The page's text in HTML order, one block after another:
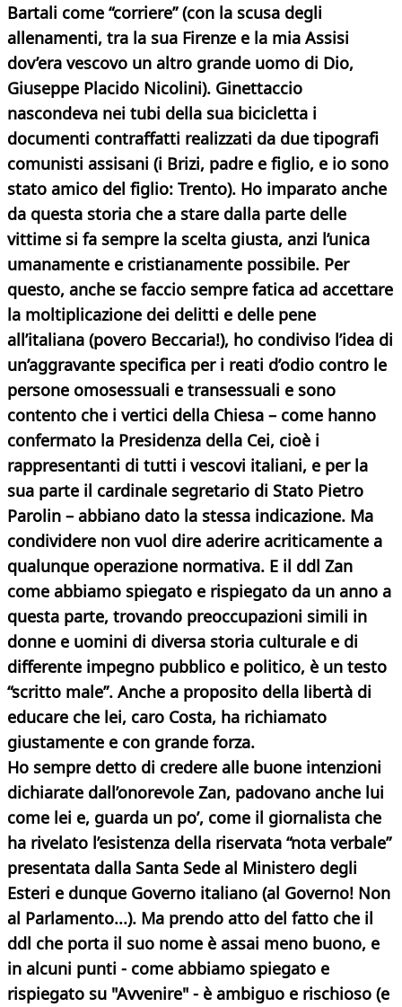
Bartali come “corriere” (con la scusa degli
allenamenti, tra la sua Firenze e la mia Assisi
dov’era vescovo un altro grande uomo di Dio,
Giuseppe Placido Nicolini). Ginettaccio
nascondeva nei tubi della sua bicicletta i
documenti contraffatti realizzati da due tipografi
comunisti assisani (i Brizi, padre e figlio, e io sono
stato amico del figlio: Trento). Ho imparato anche
da questa storia che a stare dalla parte delle
vittime si fa sempre la scelta giusta, anzi l’unica
umanamente e cristianamente possibile. Per
questo, anche se faccio sempre fatica ad accettare
la moltiplicazione dei delitti e delle pene
all’italiana (povero Beccaria!), ho condiviso l’idea di
un’aggravante specifica per i reati d’odio contro le
persone omosessuali e transessuali e sono
contento che i vertici della Chiesa – come hanno
confermato la Presidenza della Cei, cioè i
rappresentanti di tutti i vescovi italiani, e per la
sua parte il cardinale segretario di Stato Pietro
Parolin – abbiano dato la stessa indicazione. Ma
condividere non vuol dire aderire acriticamente a
qualunque operazione normativa. E il ddl Zan
come abbiamo spiegato e rispiegato da un anno a
questa parte, trovando preoccupazioni simili in
donne e uomini di diversa storia culturale e di
differente impegno pubblico e politico, è un testo
“scritto male”. Anche a proposito della libertà di
educare che lei, caro Costa, ha richiamato
giustamente e con grande forza.
Ho sempre detto di credere alle buone intenzioni
dichiarate dall’onorevole Zan, padovano anche lui
come lei e, guarda un po’, come il giornalista che
ha rivelato l’esistenza della riservata “nota verbale”
presentata dalla Santa Sede al Ministero degli
Esteri e dunque Governo italiano (al Governo! Non
al Parlamento...). Ma prendo atto del fatto che il
ddl che porta il suo nome è assai meno buono, e
in alcuni punti - come abbiamo spiegato e
rispiegato su "Avvenire" - è ambiguo e rischioso (e